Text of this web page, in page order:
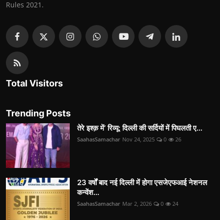
Rules 2021.
Total Visitors
Trending Posts
तेरे इश्क़ में’ रिव्यू: दिल्ली की सर्दियों में पिघलती ए...
SaahasSamachar Nov 24, 2025 0 26
23 वर्षों बाद नई दिल्ली में होगा एसजेएफआई नेशनल
कन्वेंश...
SaahasSamachar Mar 2, 2026 0 24